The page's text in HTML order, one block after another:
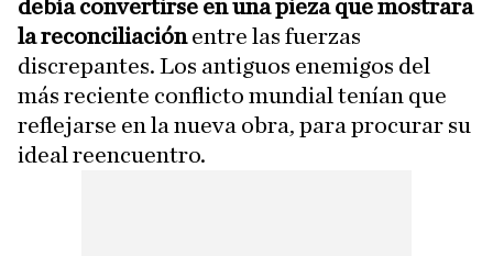
debía convertirse en una pieza que mostrara
la reconciliaciónentre las fuerzas
discrepantes. Los antiguos enemigos del
más reciente conflicto mundial tenían que
reflejarse en la nueva obra, para procurar su
ideal reencuentro.